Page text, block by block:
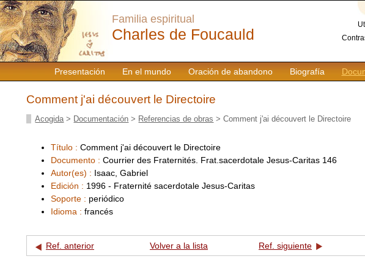
Presentación En el mundo Oración de abandono Biografía
Familia espiritual
Charles de Foucauld
Comment j'ai découvert le Directoire
Acogida > Documentación > Referencias de obras > Comment j'ai découvert le Directoire
Título : Comment j'ai découvert le Directoire
Documento : Courrier des Fraternités. Frat.sacerdotale Jesus-Caritas 146
Autor(es) : Isaac, Gabriel
Edición : 1996 - Fraternité sacerdotale Jesus-Caritas
Soporte : periódico
Idioma : francés
Ref. anterior Volver a la lista Ref. siguiente